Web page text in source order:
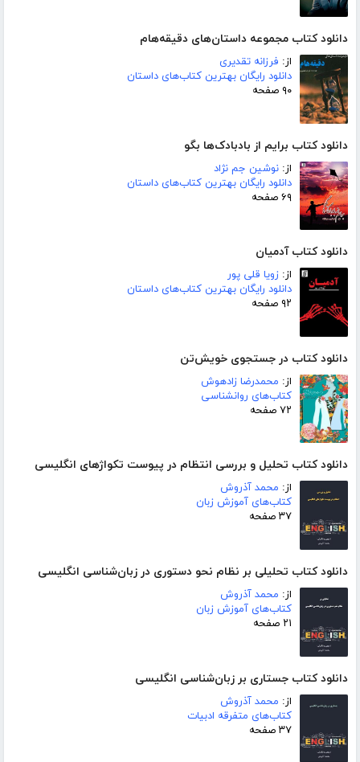
دانلود کتاب مجموعه داستان‌های دقیقه‌هام
از: فرزانه تقدیری
دانلود رایگان بهترین کتاب‌های داستان
۹۰ صفحه
دانلود کتاب برایم از بادبادک‌ها بگو
از: نوشین جم نژاد
دانلود رایگان بهترین کتاب‌های داستان
۶۹ صفحه
دانلود کتاب آدمیان
از: زویا قلی پور
دانلود رایگان بهترین کتاب‌های داستان
۹۲ صفحه
دانلود کتاب در جستجوی خویش‌تن
از: محمدرضا زادهوش
کتاب‌های روانشناسی
۷۲ صفحه
دانلود کتاب تحلیل و بررسی انتظام در پیوست تکواژهای انگلیسی
از: محمد آذروش
کتاب‌های آموزش زبان
۳۷ صفحه
دانلود کتاب تحلیلی بر نظام نحو دستوری در زبان‌شناسی انگلیسی
از: محمد آذروش
کتاب‌های آموزش زبان
۲۱ صفحه
دانلود کتاب جستاری بر زبان‌شناسی انگلیسی
از: محمد آذروش
کتاب‌های متفرقه ادبیات
۳۷ صفحه